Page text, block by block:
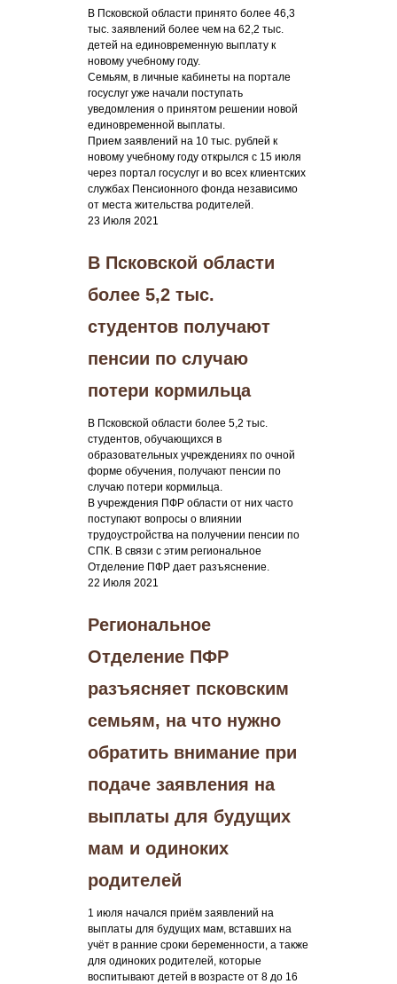
В Псковской области принято более 46,3
тыс. заявлений более чем на 62,2 тыс.
детей на единовременную выплату к
новому учебному году.
Семьям, в личные кабинеты на портале
госуслуг уже начали поступать
уведомления о принятом решении новой
единовременной выплаты.
Прием заявлений на 10 тыс. рублей к
новому учебному году открылся с 15 июля
через портал госуслуг и во всех клиентских
службах Пенсионного фонда независимо
от места жительства родителей.
23 Июля 2021
В Псковской области
более 5,2 тыс.
студентов получают
пенсии по случаю
потери кормильца
В Псковской области более 5,2 тыс.
студентов, обучающихся в
образовательных учреждениях по очной
форме обучения, получают пенсии по
случаю потери кормильца.
В учреждения ПФР области от них часто
поступают вопросы о влиянии
трудоустройства на получении пенсии по
СПК. В связи с этим региональное
Отделение ПФР дает разъяснение.
22 Июля 2021
Региональное
Отделение ПФР
разъясняет псковским
семьям, на что нужно
обратить внимание при
подаче заявления на
выплаты для будущих
мам и одиноких
родителей
1 июля начался приём заявлений на
выплаты для будущих мам, вставших на
учёт в ранние сроки беременности, а также
для одиноких родителей, которые
воспитывают детей в возрасте от 8 до 16